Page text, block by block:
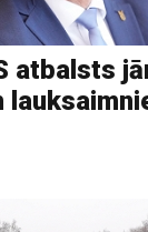
atbalsts